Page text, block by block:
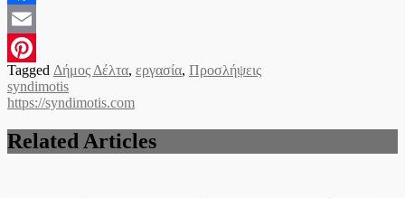
Facebook
Email
Pinterest
Tagged Δήμος Δέλτα, εργασία, Προσλήψεις
syndimotis
https://syndimotis.com
Related Articles